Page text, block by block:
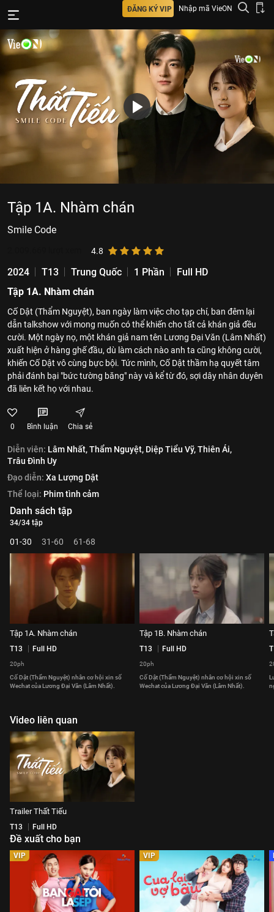
ĐĂNG KÝ VIP Nhập mã VieON
Tập 1A. Nhàm chán
Smile Code
4.8
2024 T13 Trung Quốc 1 Phần
Full HD
Tập 1A. Nhàm chán
Cố Dật (Thẩm Nguyệt), ban ngày làm việc cho tạp chí, ban đêm lại
dẫn talkshow với mong muốn có thể khiến cho tất cả khán giả đều
cười. Một ngày nọ, một khán giả nam tên Lương Đại Văn (Lâm Nhất)
xuất hiện ở hàng ghế đầu, dù làm cách nào anh ta cũng không cười,
khiến Cố Dật vô cùng bực bội. Tức mình, Cố Dật thầm hạ quyết tâm
phải đánh bại "bức tường băng" này và kể từ đó, sợi dây nhân duyên
đã liên kết họ với nhau.
0 Bình luận Chia sẻ
Diễn viên: Lâm Nhất,Thẩm Nguyệt, Diệp Tiểu Vỹ,Thiên Ái,
Trâu Đình Uy
Đạo diễn: Xa Lượng Dật
Thể loại: Phim tình cảm
Danh sách tập
34/34 tập
01-30 31-60 61-68
Tập 1A. Nhàm chán
T13 Full HD
20ph
Cố Dật (Thẩm Nguyệt) nhân cơ hội xin số
Wechat của Lương Đại Văn (Lâm Nhất).
Tập 1B. Nhàm chán
T13 Full HD
20ph
Cố Dật (Thẩm Nguyệt) nhân cơ hội xin số
Wechat của Lương Đại Văn (Lâm Nhất).
Video liên quan
Trailer Thất Tiếu
T13 Full HD
Đề xuất cho bạn
VIP VIP